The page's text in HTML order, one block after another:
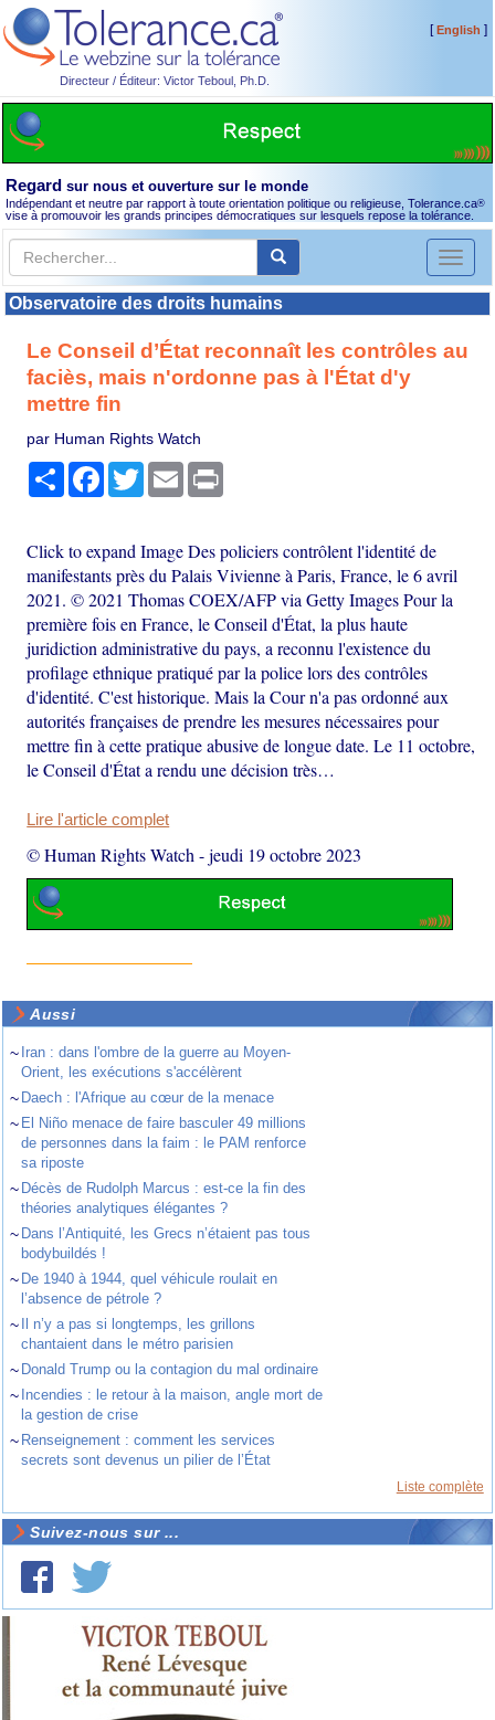
Directeur / Éditeur: Victor Teboul, Ph.D.
[English ]
Regard sur nous et ouverture sur le monde
Indépendant et neutre par rapport à toute orientation politique ou religieuse, Tolerance.ca®
vise à promouvoir les grands principes démocratiques sur lesquels repose la tolérance.
Toggle
Observatoire des droits humains
Le Conseil d’État reconnaît les contrôles au
faciès, mais n'ordonne pas à l'État d'y
mettre fin
par Human Rights Watch
PartagerFacebook
TwitterEmail
Click to expand Image Des policiers contrôlent l'identité de
manifestants près du Palais Vivienne à Paris, France, le 6 avril
2021. © 2021 Thomas COEX/AFP via Getty Images Pour la
première fois en France, le Conseil d'État, la plus haute
juridiction administrative du pays, a reconnu l'existence du
profilage ethnique pratiqué par la police lors des contrôles
d'identité. C'est historique. Mais la Cour n'a pas ordonné aux
autorités françaises de prendre les mesures nécessaires pour
mettre fin à cette pratique abusive de longue date. Le 11 octobre,
le Conseil d'État a rendu une décision très…
Lire l'article complet
© Human Rights Watch -jeudi 19 octobre 2023
Aussi
~ Iran : dans l'ombre de la guerre au Moyen-
Orient, les exécutions s'accélèrent
~ Daech : l'Afrique au cœur de la menace
~ El Niño menace de faire basculer 49 millions
de personnes dans la faim : le PAM renforce
sa riposte
~ Décès de Rudolph Marcus : est-ce la fin des
théories analytiques élégantes ?
~ Dans l’Antiquité, les Grecs n’étaient pas tous
bodybuildés !
~ De 1940 à 1944, quel véhicule roulait en
l’absence de pétrole ?
~
Il n’y a pas si longtemps, les grillons
chantaient dans le métro parisien
~ Donald Trump ou la contagion du mal ordinaire
~ Incendies : le retour à la maison, angle mort de
la gestion de crise
~ Renseignement : comment les services
secrets sont devenus un pilier de l’État
Liste complète
Suivez-nous sur ...